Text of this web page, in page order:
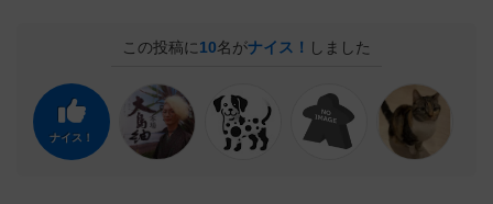
この投稿に10名がナイス！ しました
ナイス！